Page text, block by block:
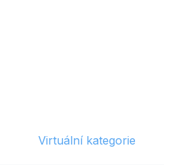
Virtuální kategorie